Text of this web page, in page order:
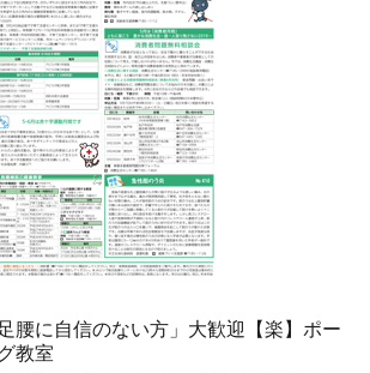
腰に自信のない方」大歓迎【楽】ポー
教室